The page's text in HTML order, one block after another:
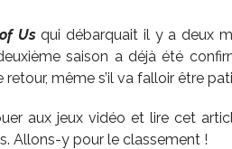
Usqui débarquait il y a deux
saison a déjà été
même s’il va falloir être
aux jeux vidéo et lire cet
Allons-y pour le classement !